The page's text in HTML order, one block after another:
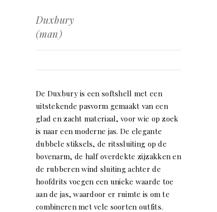
Duxbury
(man)
De Duxbury is een softshell met een
uitstekende pasvorm gemaakt van een
glad en zacht materiaal, voor wie op zoek
is naar een moderne jas. De elegante
dubbele stiksels, de ritssluiting op de
bovenarm, de half overdekte zijzakken en
de rubberen wind sluiting achter de
hoofdrits voegen een unieke waarde toe
aan de jas, waardoor er ruimte is om te
combineren met vele soorten outfits.